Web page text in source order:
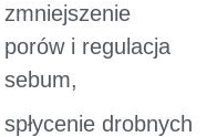
zmniejszenie
porów i regulacja
sebum,
spłycenie drobnych